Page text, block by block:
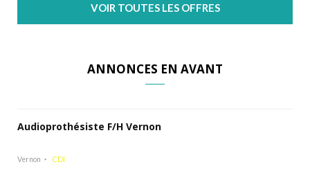
VOIR TOUTES LES OFFRES
ANNONCES EN AVANT
Audioprothésiste F/H Vernon
Vernon CDI